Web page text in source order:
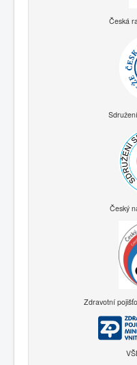
Česká
Český
Zdravotní